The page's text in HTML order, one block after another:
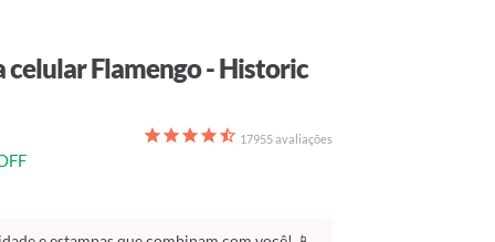
celular Flamengo - Historic
17955avaliações